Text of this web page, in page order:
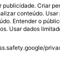
publicidade. Criar
conteúdo.
Entender o
Usar dados